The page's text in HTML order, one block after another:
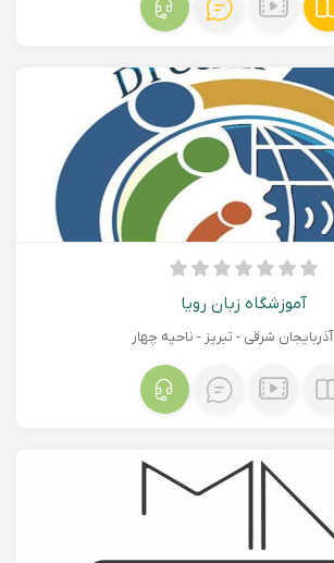
آموزشگاه زبان رویا
آذربایجان شرقی - تبريز - ناحیه چهار